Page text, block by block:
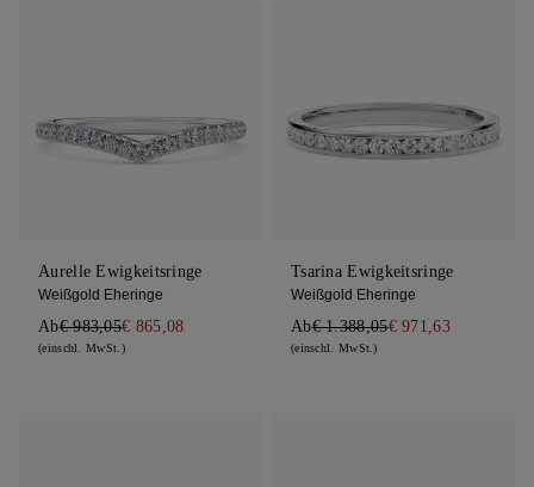
Aurelle Ewigkeitsringe
Weißgold Eheringe
Ab€ 983,05€ 865,08
(einschl. MwSt.)
Tsarina Ewigkeitsringe
Weißgold Eheringe
Ab€ 1.388,05€ 971,63
(einschl. MwSt.)